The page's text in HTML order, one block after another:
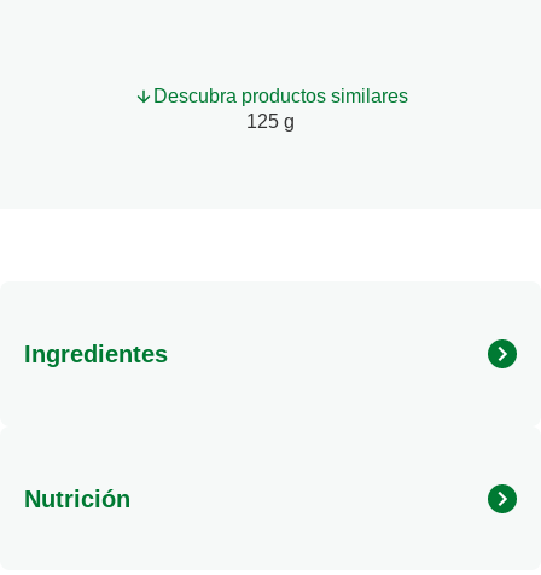
Descubra productos similares
125 g
Ingredientes
colorante: curcumina.
Nutrición